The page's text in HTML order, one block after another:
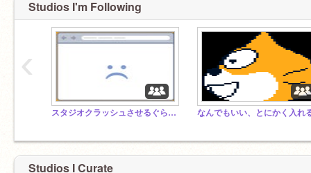
Studios I'm Following
スタジオクラッシュさせるぐらい入れてね!
‹
Studios I Curate